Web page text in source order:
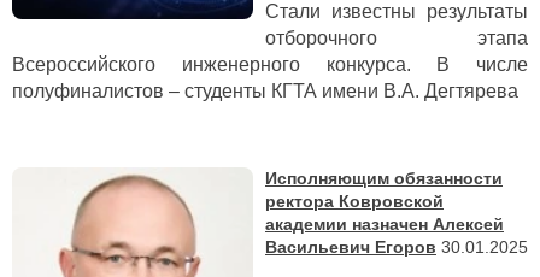
Стали известны результаты
отборочного этапа
Всероссийского инженерного конкурса. В числе
полуфиналистов – студенты КГТА имени В.А. Дегтярева
Исполняющим обязанности
ректора Ковровской
академии назначен Алексей
Васильевич Егоров 30.01.2025